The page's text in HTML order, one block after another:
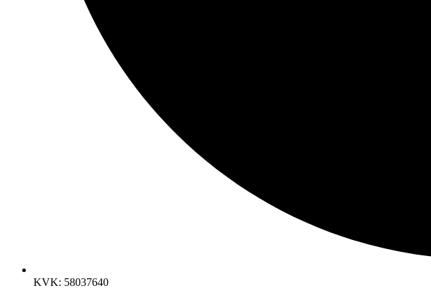
KVK: 58037640